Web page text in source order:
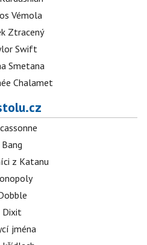
Vémola
Ztracený
Swift
Smetana
Chalamet
Bang
z Katanu
Dixit
jména